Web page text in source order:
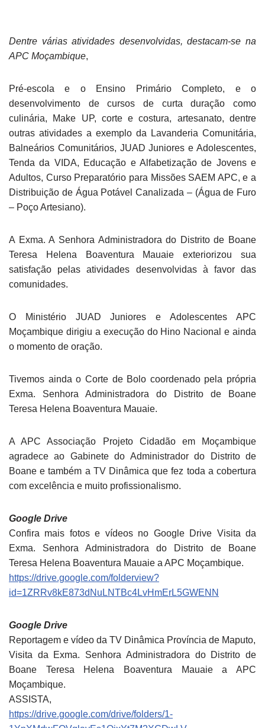
Dentre várias atividades desenvolvidas, destacam-se na
APC Moçambique,
Pré-escola e o Ensino Primário Completo, e o
desenvolvimento de cursos de curta duração como
culinária, Make UP, corte e costura, artesanato, dentre
outras atividades a exemplo da Lavanderia Comunitária,
Balneários Comunitários, JUAD Juniores e Adolescentes,
Tenda da VIDA, Educação e Alfabetização de Jovens e
Adultos, Curso Preparatório para Missões SAEM APC, e a
Distribuição de Água Potável Canalizada – (Água de Furo
– Poço Artesiano).
A Exma. A Senhora Administradora do Distrito de Boane
Teresa Helena Boaventura Mauaie exteriorizou sua
satisfação pelas atividades desenvolvidas à favor das
comunidades.
O Ministério JUAD Juniores e Adolescentes APC
Moçambique dirigiu a execução do Hino Nacional e ainda
o momento de oração.
Tivemos ainda o Corte de Bolo coordenado pela própria
Exma. Senhora Administradora do Distrito de Boane
Teresa Helena Boaventura Mauaie.
A APC Associação Projeto Cidadão em Moçambique
agradece ao Gabinete do Administrador do Distrito de
Boane e também a TV Dinâmica que fez toda a cobertura
com excelência e muito profissionalismo.
Google Drive
Confira mais fotos e vídeos no Google Drive Visita da
Exma. Senhora Administradora do Distrito de Boane
Teresa Helena Boaventura Mauaie a APC Moçambique.
https://drive.google.com/folderview?
id=1ZRRv8kE873dNuLNTBc4LvHmErL5GWENN
Google Drive
Reportagem e vídeo da TV Dinâmica Província de Maputo,
Visita da Exma. Senhora Administradora do Distrito de
Boane Teresa Helena Boaventura Mauaie a APC
Moçambique.
ASSISTA,
https://drive.google.com/drive/folders/1-